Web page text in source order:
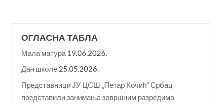
ОГЛАСНА ТАБЛА
Мала матура 19.06.2026.
Дан школе 25.05.2026.
Представници ЈУ ЦСШ „Петар Кочић“ Србац
представили занимања завршним разредима